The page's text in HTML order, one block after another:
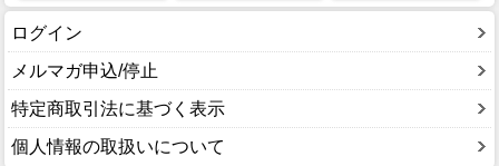
ログイン
メルマガ申込/停止
特定商取引法に基づく表示
個人情報の取扱いについて